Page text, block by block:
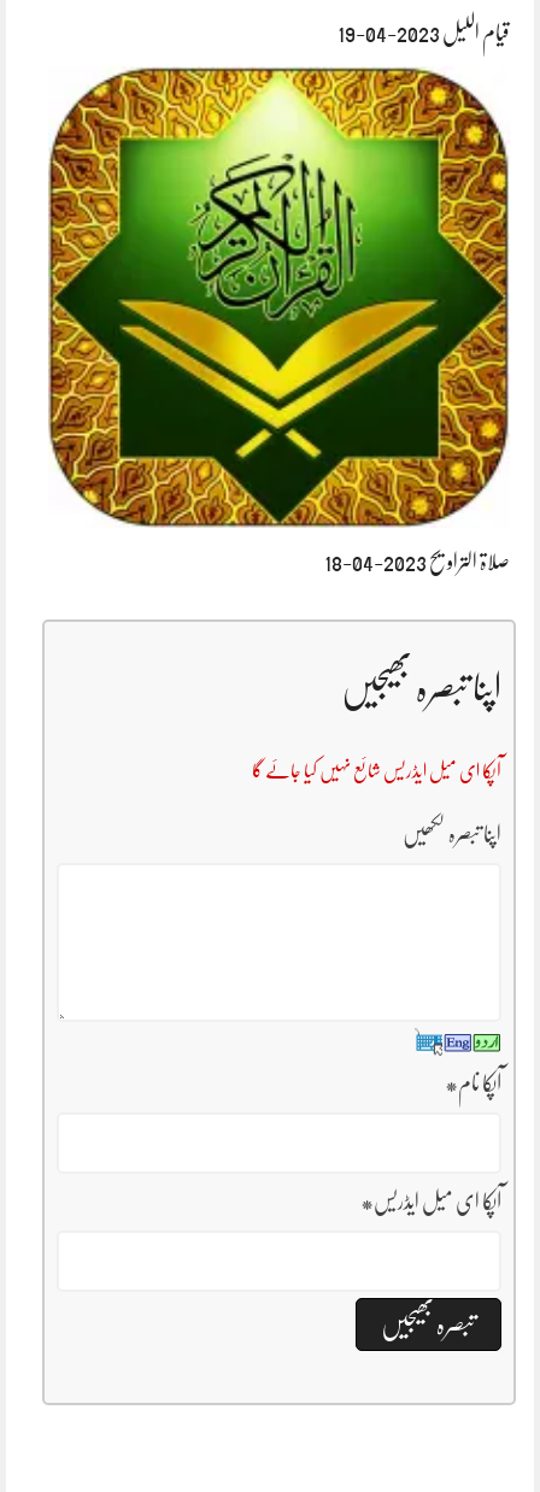
قیام اللیل 2023-04-19
صلاۃ التراویح 2023-04-18
اپنا تبصرہ بھیجیں
آپکا ای میل ایڈریس شائع نہیں کیا جائے گا
اپنا تبصرہ لکھیں
آپکا نام*
آپکا ای میل ایڈریس*